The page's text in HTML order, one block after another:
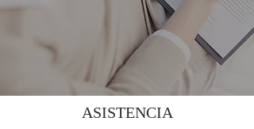
ASISTENCIA